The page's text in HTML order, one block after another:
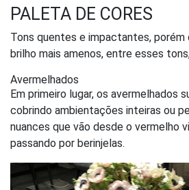
PALETA DE CORES
Tons quentes e impactantes, porém
brilho mais amenos, entre esses
Avermelhados
Em primeiro lugar, os avermelhados
cobrindo ambientações inteiras ou
nuances que vão desde o vermelho
passando por berinjelas.